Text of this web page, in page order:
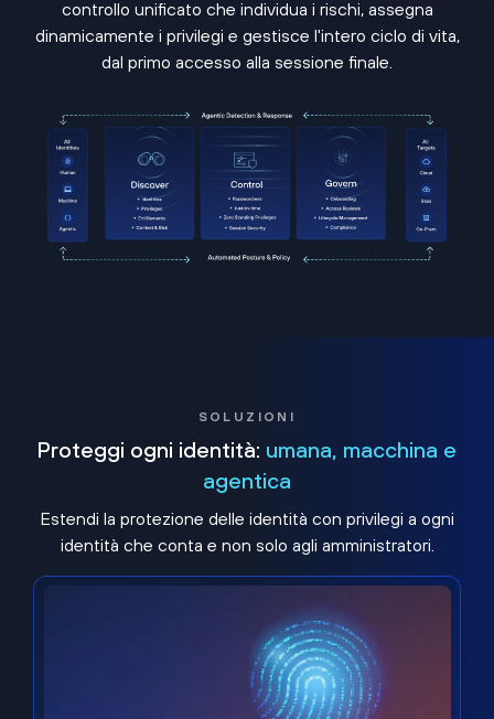
controllo unificato che individua i rischi, assegna
dinamicamente i privilegi e gestisce l'intero ciclo di vita,
dal primo accesso alla sessione finale.
SOLUZIONI
Proteggi ogni identità: umana, macchina e
agentica
Estendi la protezione delle identità con privilegi a ogni
identità che conta e non solo agli amministratori.